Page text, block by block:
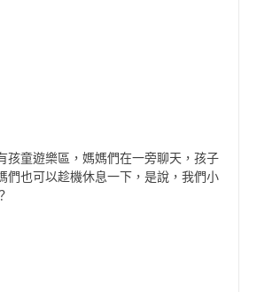
孩童遊樂區，媽媽們在一旁聊天，孩子
們也可以趁機休息一下，是說，我們小